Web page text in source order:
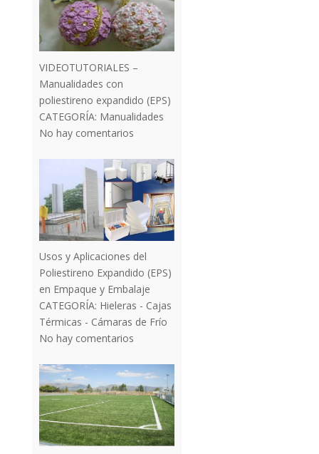
VIDEOTUTORIALES –
Manualidades con
poliestireno expandido (EPS)
CATEGORÍA: Manualidades
No hay comentarios
Usos y Aplicaciones del
Poliestireno Expandido (EPS)
en Empaque y Embalaje
CATEGORÍA: Hieleras - Cajas
Térmicas - Cámaras de Frío
No hay comentarios